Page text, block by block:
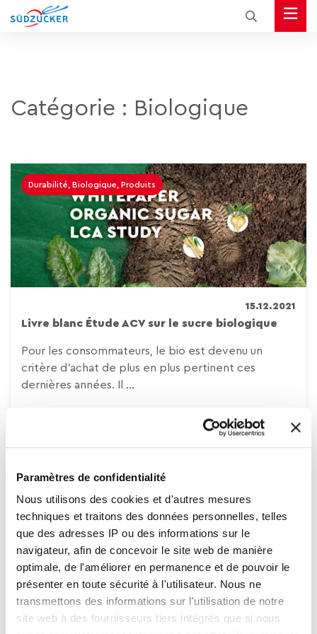
Paramètres de confidentialité
Nous utilisons des cookies et d'autres mesures
techniques et traitons des données personnelles, telles
que des adresses IP ou des informations sur le
navigateur, afin de concevoir le site web de manière
optimale, de l'améliorer en permanence et de pouvoir le
présenter en toute sécurité à l'utilisateur. Nous ne
transmettons des informations sur l'utilisation de notre
site web à des fournisseurs tiers intégrés que si nous
Catégorie : Biologique
Durabilité, Biologique, Produits
15.12.2021
Livre blanc Étude ACV sur le sucre biologique
Pour les consommateurs, le bio est devenu un
critère d’achat de plus en plus pertinent ces
dernières années. Il ...
Sucre de betterave ou sucre de canne Bio ?